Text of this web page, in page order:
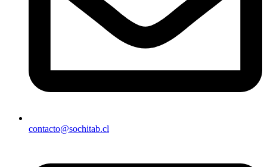
contacto@sochitab.cl